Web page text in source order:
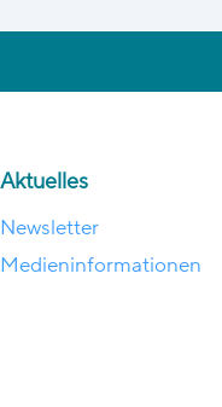
Aktuelles
Newsletter
Medieninformationen